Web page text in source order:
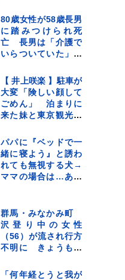
年10月より【全国6都
市】での巡回決
定！！
80歳女性が58歳長男
に踏みつけられ死
亡 長男は「介護で
いらついていた」と
か 大阪・岬町
【 井上咲楽 】駐車が
大変「険しい顔して
ごめん」 泊まりに
来た妹と東京観光で
な」 フォロワー共
感「最高のお姉ちゃ
ん」
パパに『ベッドで一
緒に寝よう』と誘わ
れても無視する犬→
ママの場合は…あか
ッキリｗ」「パパど
んまい」
群馬・みなかみ町
沢登り中の女性
（56）が流され行方
不明に きょうも朝
「何年経とうと我が